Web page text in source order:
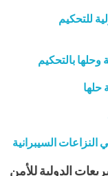
للتحكيم
وحلها بالتحكيم
حلها
السيبرانية
الدولية للأمن